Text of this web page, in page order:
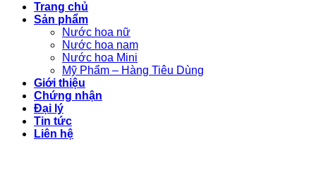
Trang chủ
Sản phẩm
Nước hoa nữ
Nước hoa nam
Nước hoa Mini
Mỹ Phẩm – Hàng Tiêu Dùng
Giới thiệu
Chứng nhận
Đại lý
Tin tức
Liên hệ